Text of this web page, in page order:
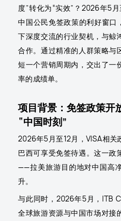
度”转化为“实效”？2026年5
中国公民免签政策的利好窗口
下深度交流的行业契机，与鲸
合作。通过精准的人群策略与
短一个营销周期内，交出了一
率的成绩单。
项目背景：免签政策开
“中国时刻”
2026年5月至12月，VISA相关
巴西可享受免签待遇。这一政
——拉美旅游目的地对中国高
升。
与此同时，2026年5月，ITB
全球旅游资源与中国市场对接